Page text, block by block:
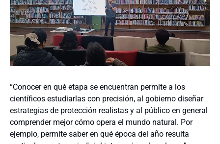
“Conocer en qué etapa se encuentran permite a los
científicos estudiarlas con precisión, al gobierno diseñar
estrategias de protección realistas y al público en general
comprender mejor cómo opera el mundo natural. Por
ejemplo, permite saber en qué época del año resulta